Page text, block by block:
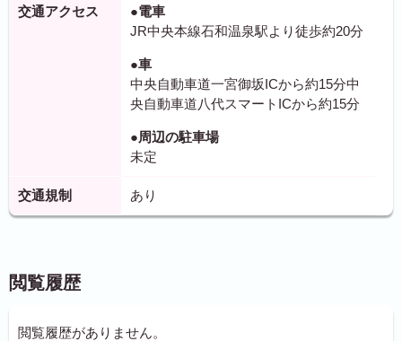
交通アクセス
●電車
JR中央本線石和温泉駅より徒歩約20分
●車
中央自動車道一宮御坂ICから約15分中
央自動車道八代スマートICから約15分
●周辺の駐車場
未定
交通規制 あり
閲覧履歴
閲覧履歴がありません。